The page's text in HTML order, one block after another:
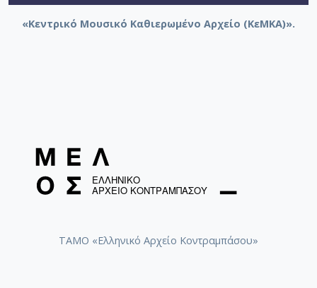
«Κεντρικό Μουσικό Καθιερωμένο Αρχείο (ΚεΜΚΑ)».
ΤΑΜΟ «Ελληνικό Αρχείο Κοντραμπάσου»